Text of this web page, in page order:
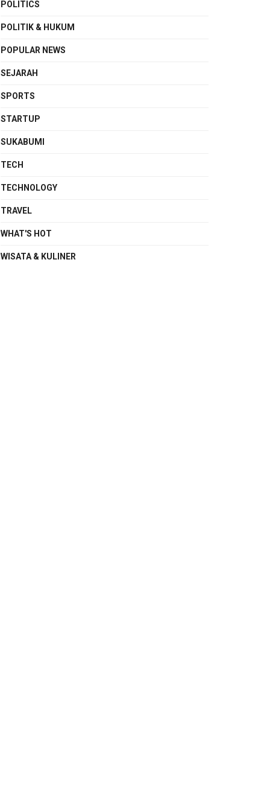
POLITICS
POLITIK & HUKUM
POPULAR NEWS
SEJARAH
SPORTS
STARTUP
SUKABUMI
TECH
TECHNOLOGY
TRAVEL
WHAT'S HOT
WISATA & KULINER